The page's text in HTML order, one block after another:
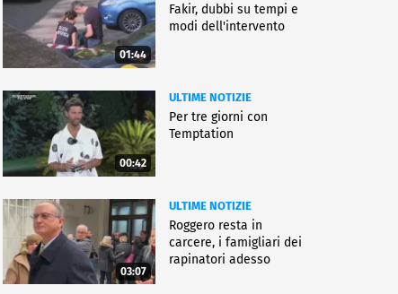
01:44
Fakir, dubbi su tempi e
modi dell'intervento
00:42
ULTIME NOTIZIE
Per tre giorni con
Temptation
03:07
ULTIME NOTIZIE
Roggero resta in
carcere, i famigliari dei
rapinatori adesso